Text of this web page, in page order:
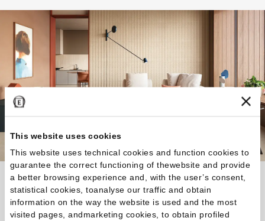
This website uses cookies
This website uses technical cookies and function cookies to
guarantee the correct functioning of thewebsite and provide
a better browsing experience and, with the user’s consent,
statistical cookies, toanalyse our traffic and obtain
information on the way the website is used and the most
visited pages, andmarketing cookies, to obtain profiled
Tonalidades cálidas, armoniosas y
complementarias, todas perfectamente
combinables entre sí.